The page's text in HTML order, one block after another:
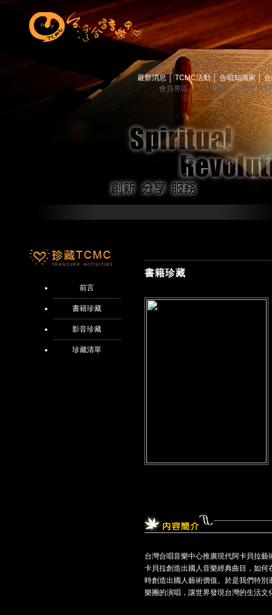
最新消息 TCMC活動│ 合唱知識家│
會員專區│ TCMC會訊│ 關於
前言
書籍珍藏
影音珍藏
珍藏清單
書籍珍藏
台灣合唱音樂中心推廣現代阿卡貝拉
卡貝拉創造出國人音樂經典曲目，如
時創造出國人藝術價值。於是我們特
樂團的演唱，讓世界發現台灣的生活文